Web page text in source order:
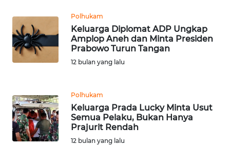
Polhukam
Keluarga Diplomat ADP Ungkap
Amplop Aneh dan Minta Presiden
Prabowo Turun Tangan
12 bulan yang lalu
Polhukam
Keluarga Prada Lucky Minta Usut
Semua Pelaku, Bukan Hanya
Prajurit Rendah
12 bulan yang lalu
TENTANG
KAMI
PEDOMAN
REDAKSI
KARIR